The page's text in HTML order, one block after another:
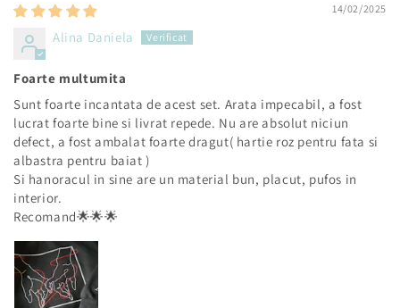
14/02/2025
Alina Daniela
Foarte multumita
Sunt foarte incantata de acest set. Arata impecabil, a fost
lucrat foarte bine si livrat repede. Nu are absolut niciun
defect, a fost ambalat foarte dragut( hartie roz pentru fata si
albastra pentru baiat )
Si hanoracul in sine are un material bun, placut, pufos in
interior.
Recomand🌟🌟🌟